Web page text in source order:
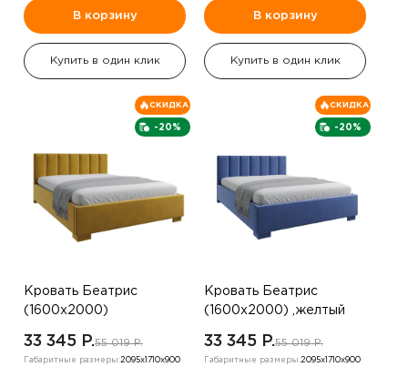
В корзину
Купить в один клик
В корзину
Купить в один клик
-20%
СКИДКА
Кровать Беатрис
(1600х2000)
33 345 P.55 019 P.
Габаритные размеры:2095х1710х900
-20%
СКИДКА
Кровать Беатрис
(1600х2000) ,желтый
33 345 P.55 019 P.
Габаритные размеры:2095х1710х900